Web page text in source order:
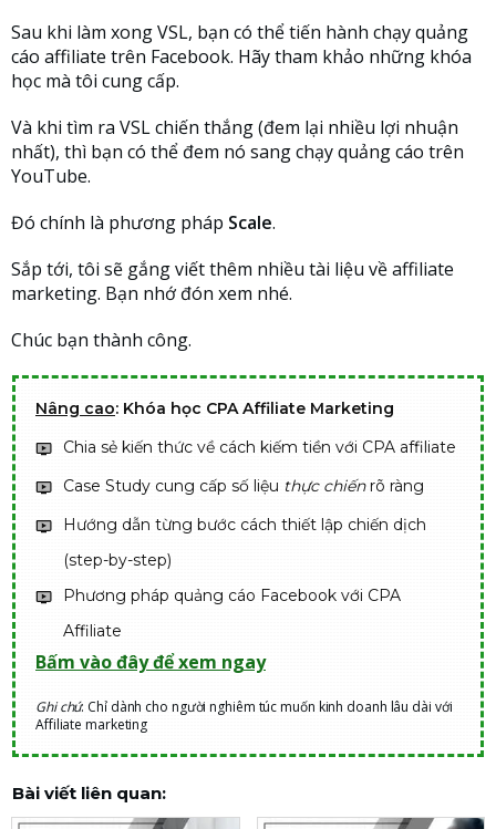
Sau khi làm xong VSL, bạn có thể tiến hành chạy quảng
cáo affiliate trên Facebook. Hãy tham khảo những khóa
học mà tôi cung cấp.
Và khi tìm ra VSL chiến thắng (đem lại nhiều lợi nhuận
nhất), thì bạn có thể đem nó sang chạy quảng cáo trên
YouTube.
Đó chính là phương pháp Scale.
Sắp tới, tôi sẽ gắng viết thêm nhiều tài liệu về affiliate
marketing. Bạn nhớ đón xem nhé.
Chúc bạn thành công.
Nâng cao: Khóa học CPA Affiliate Marketing
Chia sẻ kiến thức về cách kiếm tiền với CPA affiliate
Case Study cung cấp số liệu thực chiếnrõ ràng
Hướng dẫn từng bước cách thiết lập chiến dịch
(step-by-step)
Phương pháp quảng cáo Facebook với CPA
Affiliate
Bấm vào đây để xem ngay
Ghi chú: Chỉ dành cho người nghiêm túc muốn kinh doanh lâu dài với
Affiliate marketing
Bài viết liên quan: